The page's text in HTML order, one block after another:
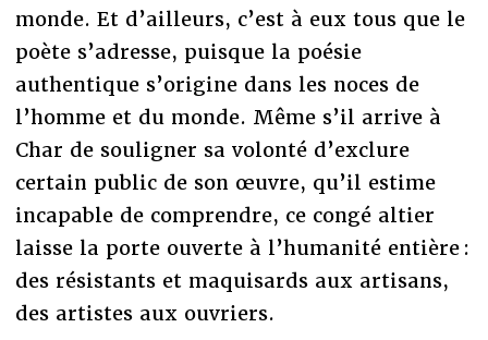
monde. Et d’ailleurs, c’est à eux tous que le
poète s’adresse, puisque la poésie
authentique s’origine dans les noces de
l’homme et du monde. Même s’il arrive à
Char de souligner sa volonté d’exclure
certain public de son œuvre, qu’il estime
incapable de comprendre, ce congé altier
laisse la porte ouverte à l’humanité entière :
des résistants et maquisards aux artisans,
des artistes aux ouvriers.